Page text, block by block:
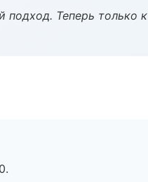
подход. Теперь только